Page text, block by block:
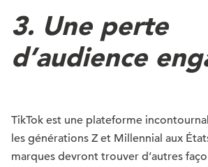
3. Une perte
d’audience
TikTok est une plateforme
les générations Z et Millennial aux
marques devront trouver d’autres